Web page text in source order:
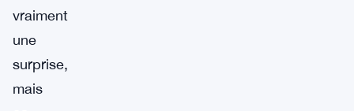
vraiment
une
surprise,
mais